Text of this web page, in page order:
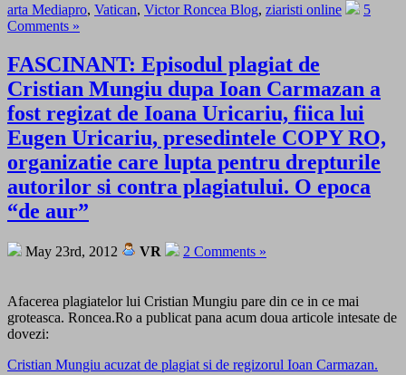
arta Mediapro, Vatican, Victor Roncea Blog, ziaristi online
5
Comments »
FASCINANT: Episodul plagiat de
Cristian Mungiu dupa Ioan Carmazan a
fost regizat de Ioana Uricariu, fiica lui
Eugen Uricariu, presedintele COPY RO,
organizatie care lupta pentru drepturile
autorilor si contra plagiatului. O epoca
“de aur”
May 23rd, 2012 VR 2 Comments »
Afacerea plagiatelor lui Cristian Mungiu pare din ce in ce mai
groteasca. Roncea.Ro a publicat pana acum doua articole intesate de
dovezi:
Cristian Mungiu acuzat de plagiat si de regizorul Ioan Carmazan.